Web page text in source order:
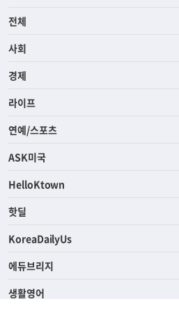
전체
사회
경제
라이프
연예/스포츠
ASK미국
HelloKtown
핫딜
KoreaDailyUs
에듀브리지
생활영어